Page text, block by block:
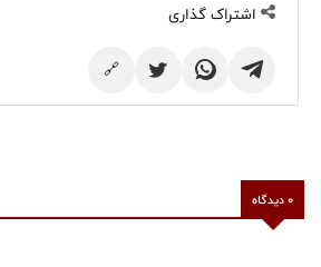
اشتراک گذاری
🔗
0 دیدگاه